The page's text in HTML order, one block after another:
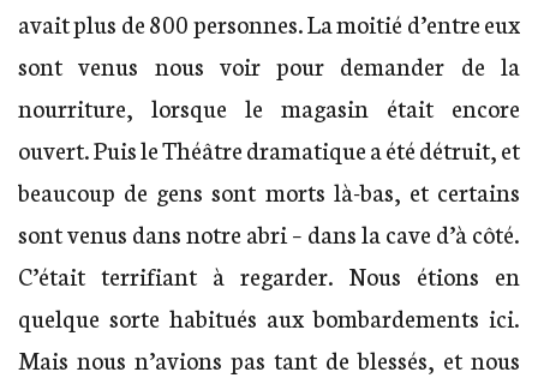
avait plus de 800 personnes. La moitié d’entre eux
sont venus nous voir pour demander de la
nourriture, lorsque le magasin était encore
ouvert. Puis le Théâtre dramatique a été détruit, et
beaucoup de gens sont morts là-bas, et certains
sont venus dans notre abri – dans la cave d’à côté.
C’était terrifiant à regarder. Nous étions en
quelque sorte habitués aux bombardements ici.
Mais nous n’avions pas tant de blessés, et nous